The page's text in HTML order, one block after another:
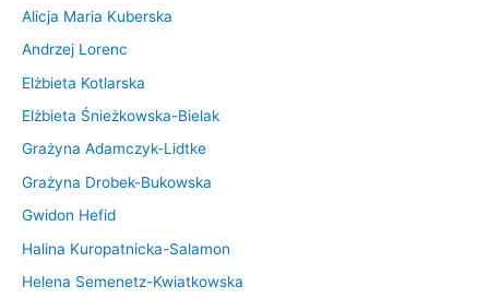
Alicja Maria Kuberska
Andrzej Lorenc
Elżbieta Kotlarska
Elżbieta Śnieżkowska-Bielak
Grażyna Adamczyk-Lidtke
Grażyna Drobek-Bukowska
Gwidon Hefid
Halina Kuropatnicka-Salamon
Helena Semenetz-Kwiatkowska